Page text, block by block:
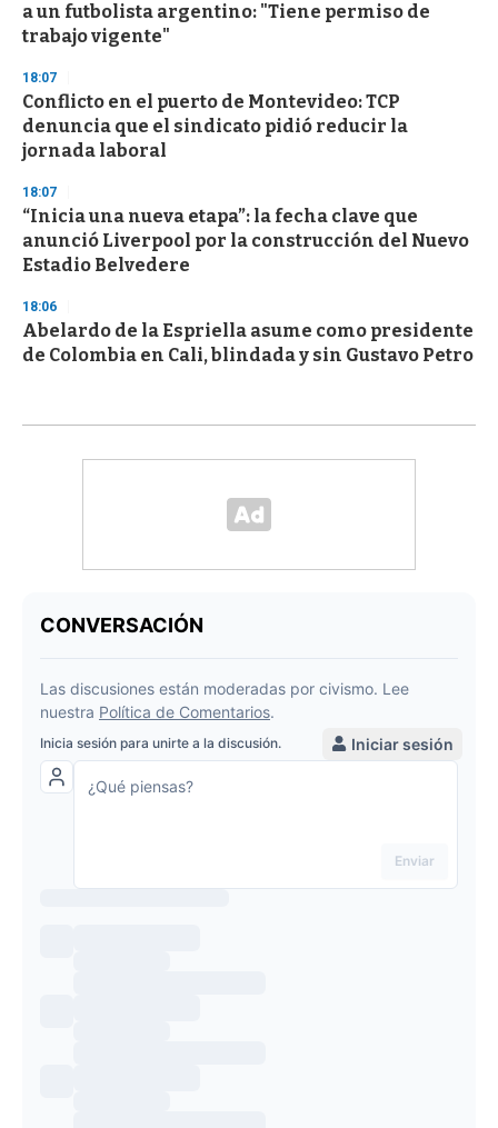
a un futbolista argentino: "Tiene permiso de
trabajo vigente"
18:07
Conflicto en el puerto de Montevideo: TCP
denuncia que el sindicato pidió reducir la
jornada laboral
18:07
“Inicia una nueva etapa”: la fecha clave que
anunció Liverpool por la construcción del Nuevo
Estadio Belvedere
18:06
Abelardo de la Espriella asume como presidente
de Colombia en Cali, blindada y sin Gustavo Petro